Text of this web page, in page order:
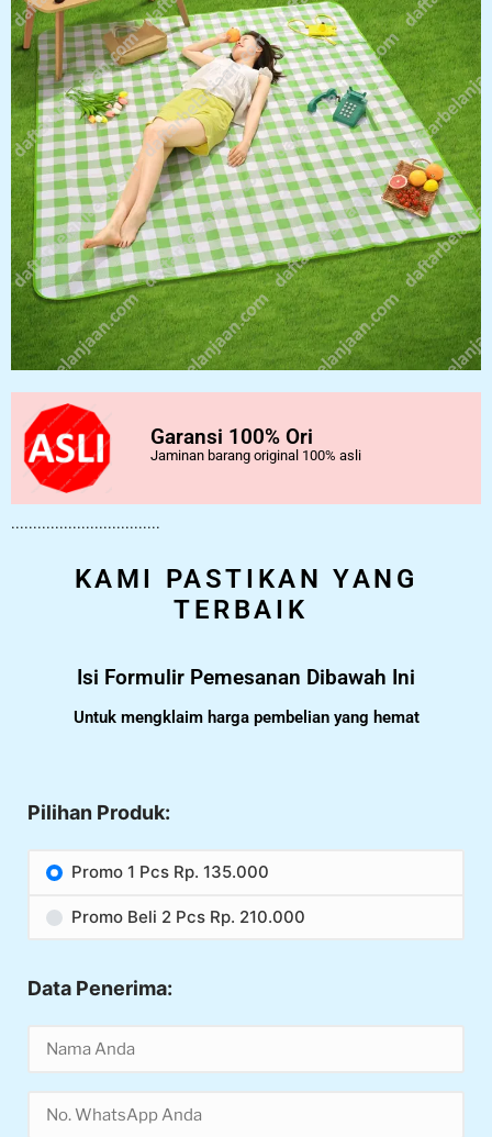
Garansi 100% Ori
Jaminan barang original 100% asli
..................................
KAMI PASTIKAN YANG
TERBAIK
Isi Formulir Pemesanan Dibawah Ini
Untuk mengklaim harga pembelian yang hemat
Pilihan Produk:
Promo 1 Pcs Rp. 135.000
Promo Beli 2 Pcs Rp. 210.000
Data Penerima: